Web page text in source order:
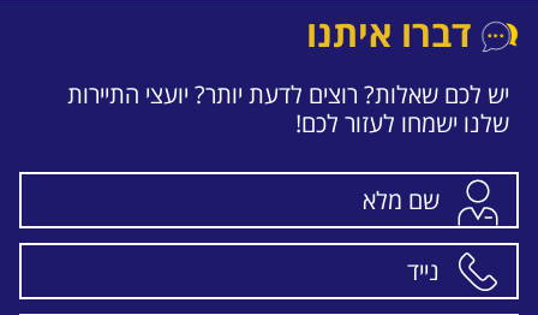
דברו איתנו
יש לכם שאלות? רוצים לדעת יותר? יועצי התיירות
שלנו ישמחו לעזור לכם!